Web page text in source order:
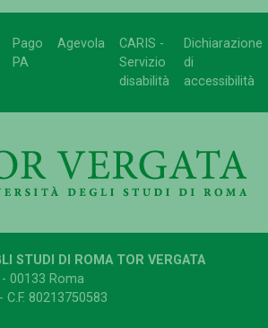
Pago
PA
Agevola
CARIS -
Servizio
disabilità
Dichiarazione
di
accessibilità
STUDI DI ROMA TOR VERGATA
00133 Roma
C.F. 80213750583